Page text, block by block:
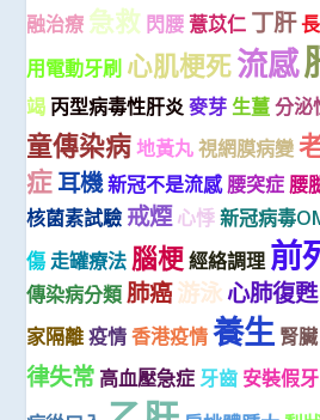
融治療 急救 閃腰 薏苡仁 丁肝
用電動牙刷 心肌梗死流感
竭 丙型病毒性肝炎 麥芽 生薑 分泌
童傳染病 地黃丸 視網膜病變
症耳機新冠不是流感 腰突症 腰
核菌素試驗 戒煙 心悸 新冠病毒
傷 走罐療法 腦梗 經絡調理 前
傳染病分類 肺癌游泳心肺復甦
家隔離 疫情 香港疫情 養生 腎臟
律失常 高血壓急症 牙齒 安裝假牙